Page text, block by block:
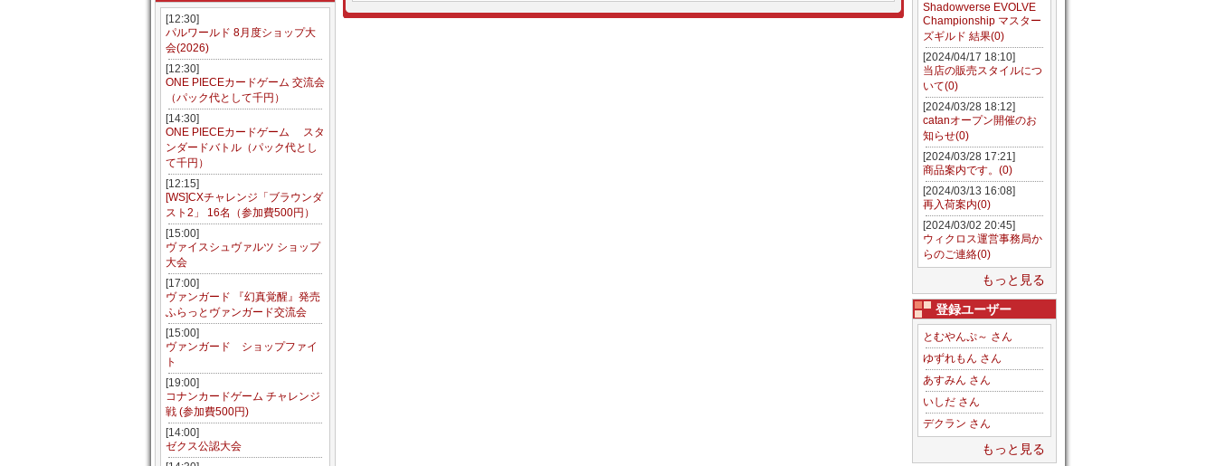
[12:30]
パルワールド 8月度ショップ大
会(2026)
[12:30]
ONE PIECEカードゲーム 交流会
（パック代として千円）
[14:30]
ONE PIECEカードゲーム スタ
ンダードバトル（パック代とし
て千円）
[12:15]
[WS]CXチャレンジ「ブラウンダ
スト2」 16名（参加費500円）
[15:00]
ヴァイスシュヴァルツ ショップ
大会
[17:00]
ヴァンガード 『幻真覚醒』発売
ふらっとヴァンガード交流会
[15:00]
ヴァンガード ショップファイ
ト
[19:00]
コナンカードゲーム チャレンジ
戦 (参加費500円)
[14:00]
ゼクス公認大会
Shadowverse EVOLVE
Championship マスター
ズギルド 結果(0)
[2024/04/17 18:10]
当店の販売スタイルにつ
いて(0)
[2024/03/28 18:12]
catanオープン開催のお
知らせ(0)
[2024/03/28 17:21]
商品案内です。(0)
[2024/03/13 16:08]
再入荷案内(0)
[2024/03/02 20:45]
ウィクロス運営事務局か
らのご連絡(0)
もっと見る
登録ユーザー
とむやんぷ～ さん
ゆずれもん さん
あすみん さん
いしだ さん
デクラン さん
もっと見る